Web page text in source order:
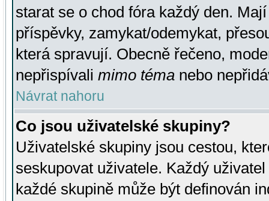
starat se o chod fóra každý den.
příspěvky, zamykat/odemykat,
která spravují. Obecně řečeno,
nepřispívali mimo téma nebo
Návrat nahoru
Co jsou uživatelské skupiny?
Uživatelské skupiny jsou cestou,
seskupovat uživatele. Každý
každé skupině může být definován